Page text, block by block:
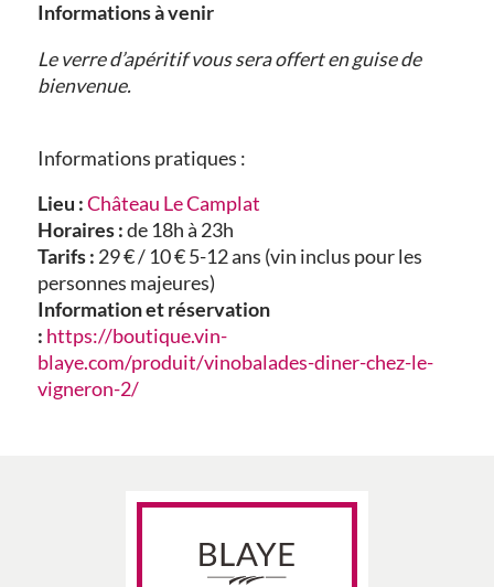
Informations à venir
Le verre d’apéritif vous sera offert en guise de
bienvenue.
Informations pratiques :
Lieu :Château Le Camplat
Horaires :de 18h à 23h
Tarifs : 29 € / 10 € 5-12 ans (vin inclus pour les
personnes majeures)
Information et réservation
: https://boutique.vin-
blaye.com/produit/vinobalades-diner-chez-le-
vigneron-2/